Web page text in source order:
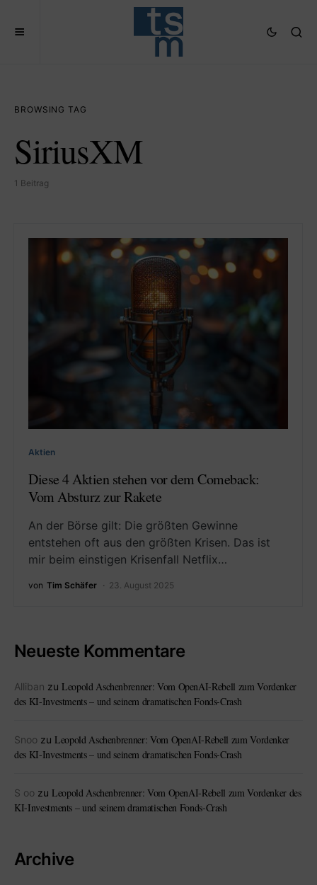
BROWSING TAG
SiriusXM
1 Beitrag
Aktien
Diese 4 Aktien stehen vor dem Comeback:
Vom Absturz zur Rakete
An der Börse gilt: Die größten Gewinne
entstehen oft aus den größten Krisen. Das ist
mir beim einstigen Krisenfall Netflix…
von Tim Schäfer 23. August 2025
Neueste Kommentare
Alliban zu Leopold Aschenbrenner: Vom OpenAI-Rebell zum Vordenker
des KI-Investments – und seinem dramatischen Fonds-Crash
Snoo zu Leopold Aschenbrenner: Vom OpenAI-Rebell zum Vordenker
des KI-Investments – und seinem dramatischen Fonds-Crash
S oo zu Leopold Aschenbrenner: Vom OpenAI-Rebell zum Vordenker des
KI-Investments – und seinem dramatischen Fonds-Crash
Archive